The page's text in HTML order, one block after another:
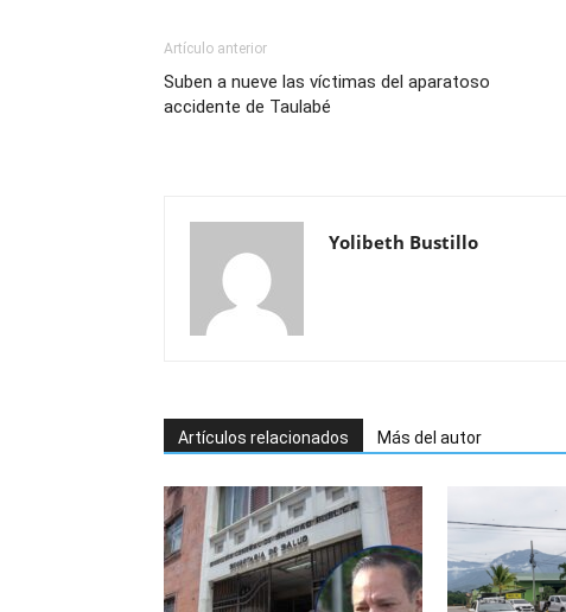
Artículo anterior
Suben a nueve las víctimas del aparatoso
accidente de Taulabé
Yolibeth Bustillo
Artículos relacionados Más del autor